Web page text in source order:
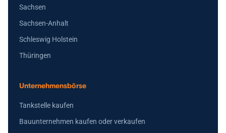
Sachsen
Sachsen-Anhalt
Schleswig Holstein
Thüringen
Unternehmensbörse
Tankstelle kaufen
Bauunternehmen kaufen oder verkaufen